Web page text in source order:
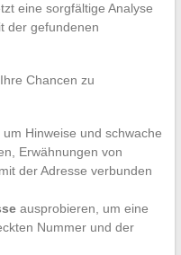
eine sorgfältige Analyse
der gefundenen
Chancen zu
Hinweise und schwache
Erwähnungen von
der Adresse verbunden
ausprobieren, um eine
Nummer und der